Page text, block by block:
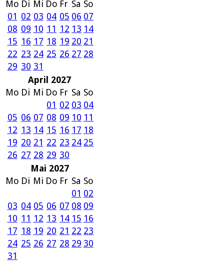
Mo Di Mi Do Fr Sa So
01 02 03 04 05 06 07
08 09 10 11 12 13 14
15 16 17 18 19 20 21
22 23 24 25 26 27 28
29 30 31
April 2027
Mo Di Mi Do Fr Sa So
01 02 03 04
05 06 07 08 09 10 11
12 13 14 15 16 17 18
19 20 21 22 23 24 25
26 27 28 29 30
Mai 2027
Mo Di Mi Do Fr Sa So
01 02
03 04 05 06 07 08 09
10 11 12 13 14 15 16
17 18 19 20 21 22 23
24 25 26 27 28 29 30
31